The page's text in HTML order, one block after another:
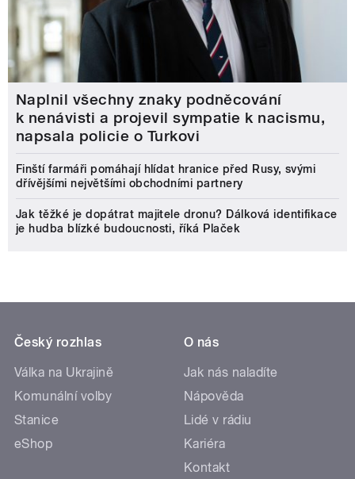
Naplnil všechny znaky podněcování
k nenávisti a projevil sympatie k nacismu,
napsala policie o Turkovi
Finští farmáři pomáhají hlídat hranice před Rusy, svými
dřívějšími největšími obchodními partnery
Jak těžké je dopátrat majitele dronu? Dálková identifikace
je hudba blízké budoucnosti, říká Plaček
Český rozhlas
Válka na Ukrajině
Komunální volby
Stanice
eShop
O nás
Jak nás naladíte
Nápověda
Lidé v rádiu
Kariéra
Kontakt